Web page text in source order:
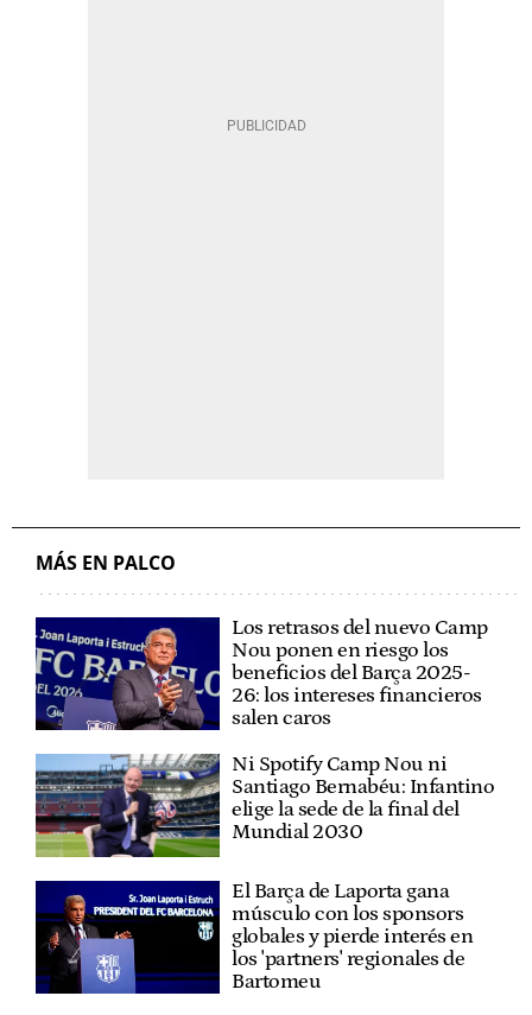
MÁS EN PALCO
Los retrasos del nuevo Camp
Nou ponen en riesgo los
beneficios del Barça 2025-
26: los intereses financieros
salen caros
Ni Spotify Camp Nou ni
Santiago Bernabéu: Infantino
elige la sede de la final del
Mundial 2030
El Barça de Laporta gana
músculo con los sponsors
globales y pierde interés en
los 'partners' regionales de
Bartomeu